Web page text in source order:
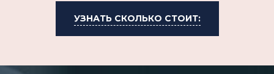
УЗНАТЬ СКОЛЬКО СТОИТ: